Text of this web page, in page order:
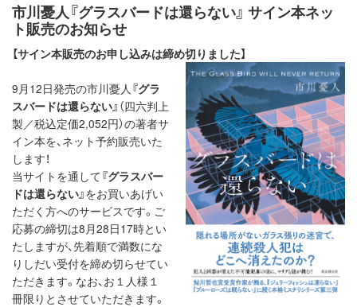
市川憂人『グラスバードは還らない』 サイン本ネッ
ト販売のお知らせ
【サイン本販売のお申し込みは締め切りました】
9月12日発売の市川憂人 『グラ
スバードは還らない』 （四六判上
製／税込定価2,052円）の著者サ
イン本を、ネット予約販売いた
します！
当サイトを通して『グラスバー
ドは還らない』をお買いあげい
ただく方へのサービスです。ご
応募の締切は8月28日17時とい
たしますが、先着順で満数にな
りしだい受付を締め切らせてい
ただきます。なお、お１人様１
冊限りとさせていただきます。